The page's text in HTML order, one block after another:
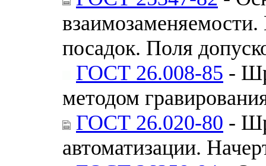
посадок. Поля
ГОСТ 26.008-85 -
методом
ГОСТ 26.020-80 -
автоматизации.